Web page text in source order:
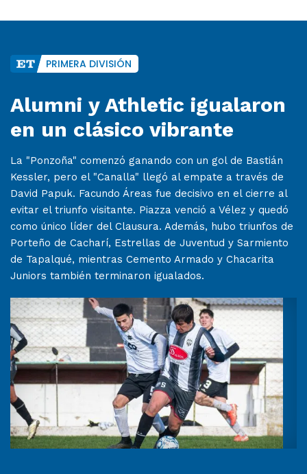
PRIMERA DIVISIÓN
Alumni y Athletic igualaron
en un clásico vibrante
La "Ponzoña" comenzó ganando con un gol de Bastián
Kessler, pero el "Canalla" llegó al empate a través de
David Papuk. Facundo Áreas fue decisivo en el cierre al
evitar el triunfo visitante. Piazza venció a Vélez y quedó
como único líder del Clausura. Además, hubo triunfos de
Porteño de Cacharí, Estrellas de Juventud y Sarmiento
de Tapalqué, mientras Cemento Armado y Chacarita
Juniors también terminaron igualados.